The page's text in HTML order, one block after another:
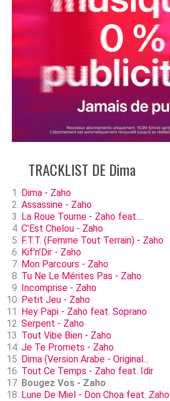
TRACKLIST DE Dima
Dima - Zaho
Assassine - Zaho
La Roue Tourne - Zaho feat....
C'Est Chelou - Zaho
F.T.T. (Femme Tout Terrain) - Zaho
Kif'n'Dir - Zaho
Mon Parcours - Zaho
Tu Ne Le Mérites Pas - Zaho
Incomprise - Zaho
Petit Jeu - Zaho
Hey Papi - Zaho feat. Soprano
Serpent - Zaho
Tout Vibe Bien - Zaho
Je Te Promets - Zaho
Dima (Version Arabe - Original...
Tout Ce Temps - Zaho feat. Idir
Bougez Vos - Zaho
Lune De Miel - Don Choa feat. Zaho